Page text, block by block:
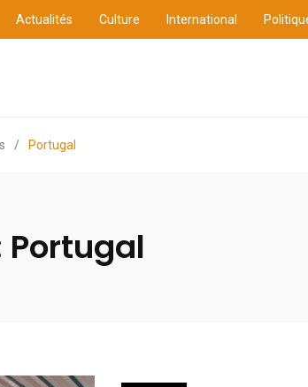
Actualités Culture International
/ Portugal
Portugal